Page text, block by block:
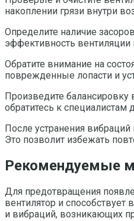
накоплении грязи внутри
Определите наличие
эффективность вентиляции
Обратите внимание на
поврежденные лопасти и
Произведите
обратитесь к
После устранения
Это позволит избежать
Рекомендуемые
Для предотвращения
вентилятор и
и вибраций, возникающих